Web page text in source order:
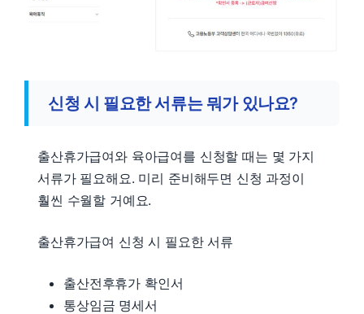
신청 시 필요한 서류는 뭐가 있나요?
출산휴가급여와 육아급여를 신청할 때는 몇 가지
서류가 필요해요. 미리 준비해두면 신청 과정이
훨씬 수월할 거예요.
출산휴가급여 신청 시 필요한 서류
출산전후휴가 확인서
통상임금 명세서